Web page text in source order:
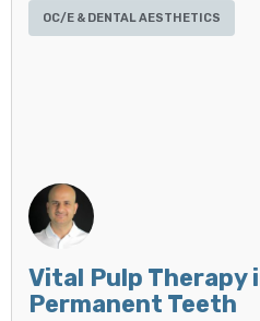
OC/E & DENTAL AESTHETICS
Vital Pulp Therapy
Permanent Teeth